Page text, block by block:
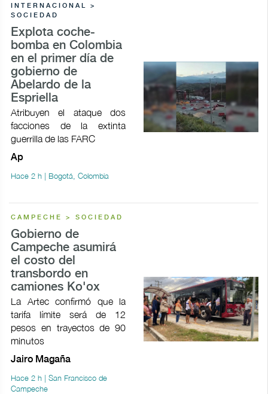
INTERNACIONAL >
SOCIEDAD
Explota coche-
bomba en Colombia
en el primer día de
gobierno de
Abelardo de la
Espriella
Atribuyen el ataque dos
facciones de la extinta
guerrilla de las FARC
Ap
Hace 2 h | Bogotá, Colombia
CAMPECHE > SOCIEDAD
Gobierno de
Campeche asumirá
el costo del
transbordo en
camiones Ko'ox
La Artec confirmó que la
tarifa límite será de 12
pesos en trayectos de 90
minutos
Jairo Magaña
Hace 2 h | San Francisco de
Campeche